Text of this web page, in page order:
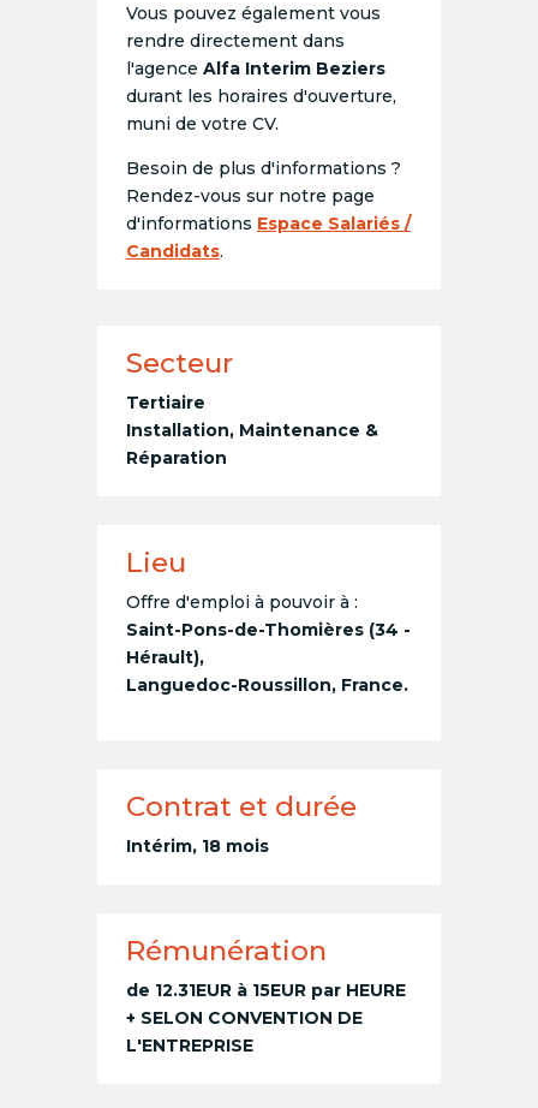
Vous pouvez également vous
rendre directement dans
l'agence Alfa Interim Beziers
durant les horaires d'ouverture,
muni de votre CV.
Besoin de plus d'informations ?
Rendez-vous sur notre page
d'informations Espace Salariés /
Candidats.
Secteur
Tertiaire
Installation, Maintenance &
Réparation
Lieu
Offre d'emploi à pouvoir à :
Saint-Pons-de-Thomières (34 -
Hérault),
Languedoc-Roussillon, France.
Contrat et durée
Intérim, 18 mois
Rémunération
de 12.31EUR à 15EUR par HEURE
+ SELON CONVENTION DE
L'ENTREPRISE